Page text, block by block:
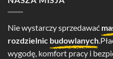
Nie wystarczy sprzedawać
rozdzielnic budowlanych
wygodę, komfort pracy i